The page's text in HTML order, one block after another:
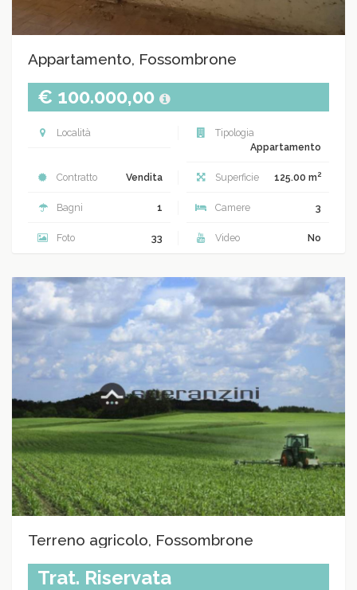
Appartamento, Fossombrone
€ 100.000,00
Località
Tipologia
Appartamento
Contratto Vendita Superficie 125.00 m2
Bagni 1 Camere 3
Foto 33 Video No
Terreno agricolo, Fossombrone
Trat. Riservata